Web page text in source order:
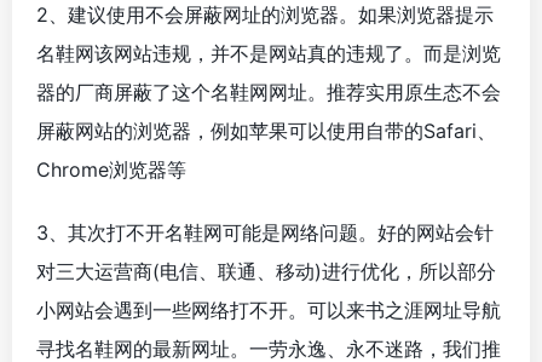
2、建议使用不会屏蔽网址的浏览器。如果浏览器提示
名鞋网该网站违规，并不是网站真的违规了。而是浏览
器的厂商屏蔽了这个名鞋网网址。推荐实用原生态不会
屏蔽网站的浏览器，例如苹果可以使用自带的Safari、
Chrome浏览器等
3、其次打不开名鞋网可能是网络问题。好的网站会针
对三大运营商(电信、联通、移动)进行优化，所以部分
小网站会遇到一些网络打不开。可以来书之涯网址导航
寻找名鞋网的最新网址。一劳永逸、永不迷路，我们推